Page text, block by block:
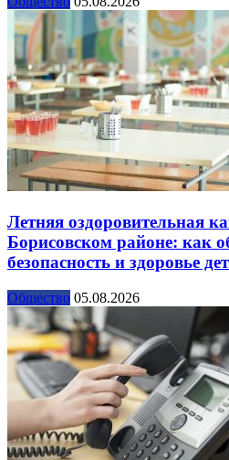
Летняя оздоровительная
Борисовском районе: как
безопасность и здоровье
Общество 05.08.2026